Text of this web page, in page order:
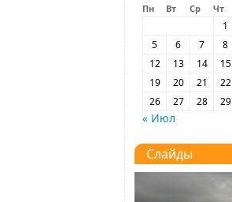
Пн Вт Ср Чт
« Июл
1
5
6 7 8
12
13 14 15
19
20 21 22
26
27 28 29
Слайды